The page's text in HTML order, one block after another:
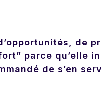
de
parce qu’elle
de s’en